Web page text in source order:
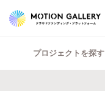
プロジェクトを探す